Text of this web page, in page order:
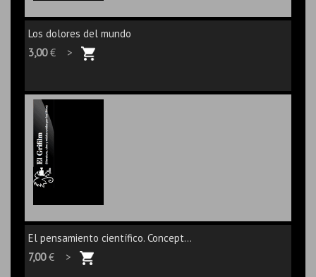
Los dolores del mundo
3,00€ >
El pensamiento científico. Concept...
7,00€ >